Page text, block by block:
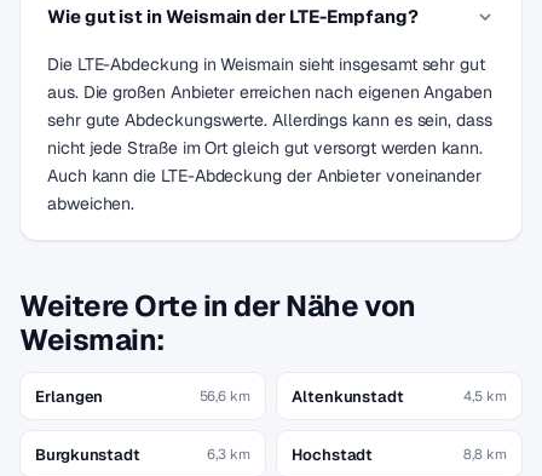
Wie gut ist in Weismain der LTE-Empfang?
Die LTE-Abdeckung in Weismain sieht insgesamt sehr gut
aus. Die großen Anbieter erreichen nach eigenen Angaben
sehr gute Abdeckungswerte. Allerdings kann es sein, dass
nicht jede Straße im Ort gleich gut versorgt werden kann.
Auch kann die LTE-Abdeckung der Anbieter voneinander
abweichen.
Weitere Orte in der Nähe von
Weismain:
Erlangen 56,6 km Altenkunstadt 4,5 km
Burgkunstadt 6,3 km Hochstadt 8,8 km